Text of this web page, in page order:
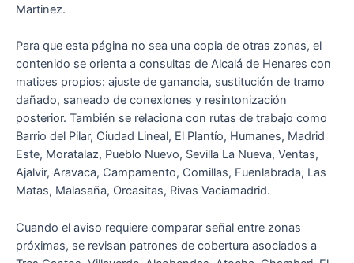
Martinez.
Para que esta página no sea una copia de otras zonas, el
contenido se orienta a consultas de Alcalá de Henares con
matices propios: ajuste de ganancia, sustitución de tramo
dañado, saneado de conexiones y resintonización
posterior. También se relaciona con rutas de trabajo como
Barrio del Pilar, Ciudad Lineal, El Plantío, Humanes, Madrid
Este, Moratalaz, Pueblo Nuevo, Sevilla La Nueva, Ventas,
Ajalvir, Aravaca, Campamento, Comillas, Fuenlabrada, Las
Matas, Malasaña, Orcasitas, Rivas Vaciamadrid.
Cuando el aviso requiere comparar señal entre zonas
próximas, se revisan patrones de cobertura asociados a